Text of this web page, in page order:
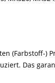
(Farbstoff-)
Das